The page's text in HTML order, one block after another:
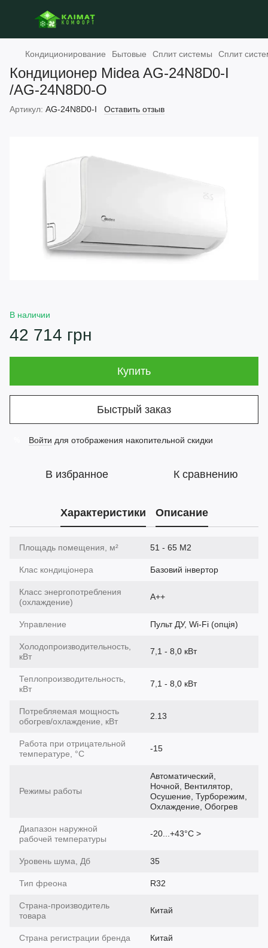
Кондиционирование Бытовые Сплит системы Сплит
Кондиционер Midea AG-24N8D0-I
/AG-24N8D0-O
Артикул: AG-24N8D0-I Оставить отзыв
В наличии
42 714 грн
Купить
Быстрый заказ
Войти для отображения накопительной скидки
В избранное К сравнению
Характеристики Описание
Площадь помещения, м² 51 - 65 М2
Клас кондиціонера Базовий інвертор
Класс энергопотребления
(охлаждение)
A++
Управление Пульт ДУ, Wi-Fi (опція)
Холодопроизводительность,
кВт
7,1 - 8,0 кВт
Теплопроизводительность,
кВт
7,1 - 8,0 кВт
Потребляемая мощность
обогрев/охлаждение, кВт
2.13
Работа при отрицательной
температуре, °C
-15
Режимы работы
Автоматический,
Ночной, Вентилятор,
Осушение, Турборежим,
Охлаждение, Обогрев
Диапазон наружной
рабочей температуры
-20...+43°С >
Уровень шума, Дб 35
Тип фреона R32
Страна-производитель
товара
Китай
Страна регистрации бренда Китай